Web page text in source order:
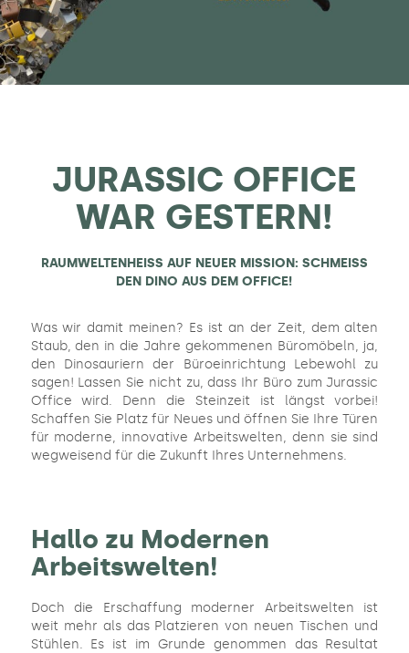
JURASSIC OFFICE
WAR GESTERN!
RAUMWELTENHEISS AUF NEUER MISSION: SCHMEISS
DEN DINO AUS DEM OFFICE!
Was wir damit meinen? Es ist an der Zeit, dem alten
Staub, den in die Jahre gekommenen Büromöbeln, ja,
den Dinosauriern der Büroeinrichtung Lebewohl zu
sagen! Lassen Sie nicht zu, dass Ihr Büro zum Jurassic
Office wird. Denn die Steinzeit ist längst vorbei!
Schaffen Sie Platz für Neues und öffnen Sie Ihre Türen
für moderne, innovative Arbeitswelten, denn sie sind
wegweisend für die Zukunft Ihres Unternehmens.
Hallo zu Modernen
Arbeitswelten!
Doch die Erschaffung moderner Arbeitswelten ist
weit mehr als das Platzieren von neuen Tischen und
Stühlen. Es ist im Grunde genommen das Resultat